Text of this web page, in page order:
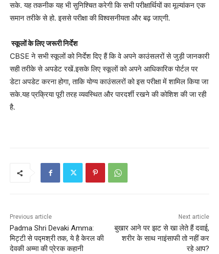
सके. यह तकनीक यह भी सुनिश्चित करेगी कि सभी परीक्षार्थियों का मूल्यांकन एक
समान तरीके से हो. इससे परीक्षा की विश्वसनीयता और बढ़ जाएगी.
स्कूलों के लिए जरूरी निर्देश
CBSE ने सभी स्कूलों को निर्देश दिए हैं कि वे अपने काउंसलरों से जुड़ी जानकारी
सही तरीके से अपडेट रखें.इसके लिए स्कूलों को अपने आधिकारिक पोर्टल पर
डेटा अपडेट करना होगा, ताकि योग्य काउंसलरों को इस परीक्षा में शामिल किया जा
सके.यह प्रक्रिया पूरी तरह व्यवस्थित और पारदर्शी रखने की कोशिश की जा रही
है.
Previous article
Padma Shri Devaki Amma:
मिट्टी से पद्मश्री तक, ये है केरल की
देवकी अम्मा की प्रेरक कहानी
Next article
बुखार आने पर झट से खा लेते हैं दवाई,
शरीर के साथ नाइंसाफी तो नहीं कर
रहे आप?